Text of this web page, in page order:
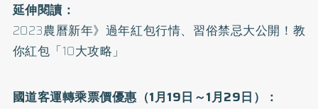
延伸閱讀：
2023農曆新年》過年紅包行情、習俗禁忌大公開！教
你紅包「10大攻略」
國道客運轉乘票價優惠（1月19日～1月29日）：